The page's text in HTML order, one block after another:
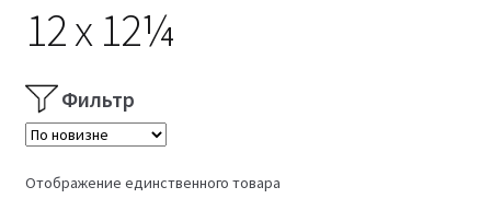
12 x 12¼
Фильтр
Отображение единственного товара